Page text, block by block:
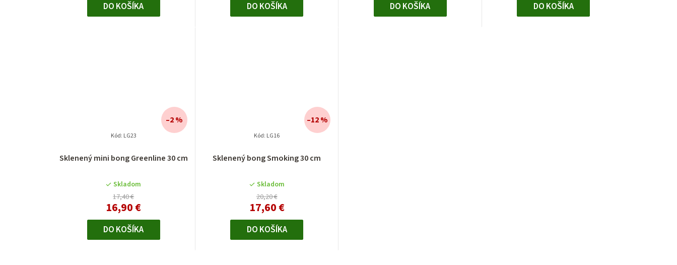
DO KOŠÍKA DO KOŠÍKA DO KOŠÍKA DO KOŠÍKA
Sklenený mini bong Greenline 30 cm
Skladom
17,40 €
16,90 €
–2 %
DO KOŠÍKA
Kód: LG23
Sklenený bong Smoking 30 cm
Skladom
20,20 €
17,60 €
–12 %
DO KOŠÍKA
Kód: LG16